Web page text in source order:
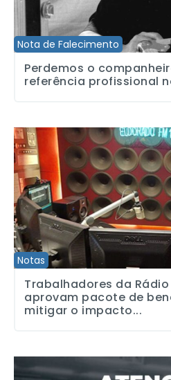
Nota de Falecimento
Perdemos o
referência profissional
Notas
Trabalhadores da Rádio
Trabalhadores da Rádio
aprovam pacote de
mitigar o impacto...
SJSP convoca assembleia com